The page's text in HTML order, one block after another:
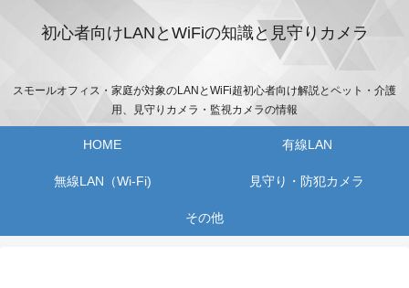
初心者向けLANとWiFiの知識と見守りカメラ
スモールオフィス・家庭が対象のLANとWiFi超初心者向け解説とペット・介護
用、見守りカメラ・監視カメラの情報
HOME 有線LAN
無線LAN（Wi-Fi) 見守り・防犯カメラ
その他